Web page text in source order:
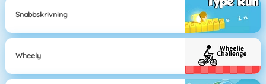
Snabbskrivning
Wheely